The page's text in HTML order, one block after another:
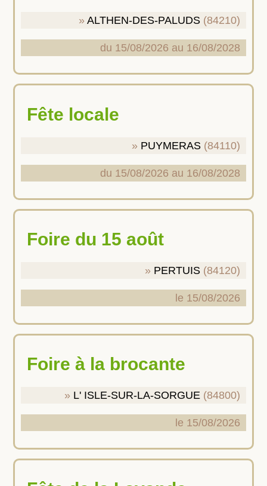
ALTHEN-DES-PALUDS (84210)
du 15/08/2026 au 16/08/2028
Fête locale
PUYMERAS (84110)
du 15/08/2026 au 16/08/2028
Foire du 15 août
PERTUIS (84120)
le 15/08/2026
Foire à la brocante
L' ISLE-SUR-LA-SORGUE (84800)
le 15/08/2026